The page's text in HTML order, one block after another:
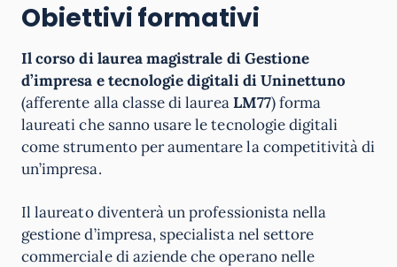
Obiettivi formativi
Il corso di laurea magistrale di Gestione
d’impresa e tecnologie digitali di Uninettuno
(afferente alla classe di laureaLM77) forma
laureati che sanno usare le tecnologie digitali
come strumento per aumentare la competitività di
un’impresa.
Il laureato diventerà un professionista nella
gestione d’impresa, specialista nel settore
commerciale di aziende che operano nelle